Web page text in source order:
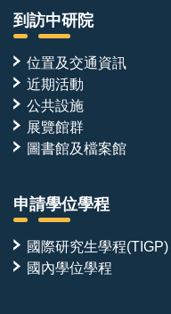
到訪中研院
位置及交通資訊
近期活動
公共設施
展覽館群
圖書館及檔案館
申請學位學程
國際研究生學程(TIGP)
國內學位學程